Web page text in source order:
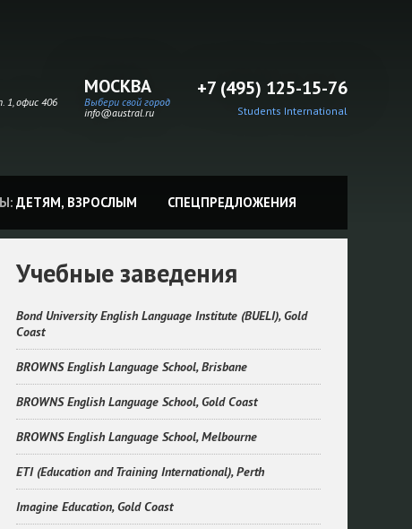
1, офис 406
МОСКВА
Выбери свой город
info@austral.ru
+7 (495) 125-15-76
Students International
ДЕТЯМ, ВЗРОСЛЫМ СПЕЦПРЕДЛОЖЕНИЯ
Учебные заведения
Bond University English Language Institute (BUELI), Gold
Coast
BROWNS English Language School, Brisbane
BROWNS English Language School, Gold Coast
BROWNS English Language School, Melbourne
ETI (Education and Training International), Perth
Imagine Education, Gold Coast